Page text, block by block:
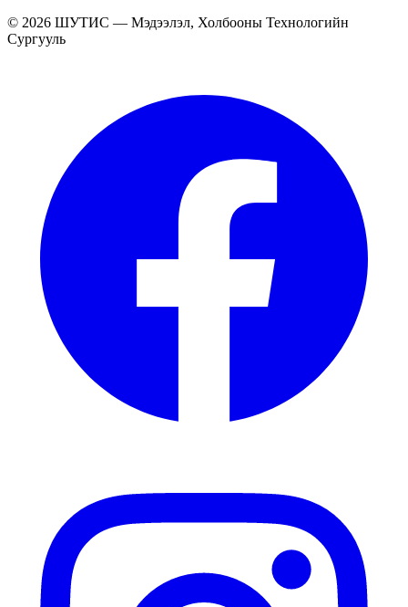
© 2026 ШУТИС — Мэдээлэл, Холбооны Технологийн
Сургууль